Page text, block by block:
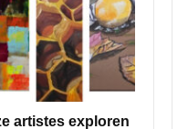
artistes exploren